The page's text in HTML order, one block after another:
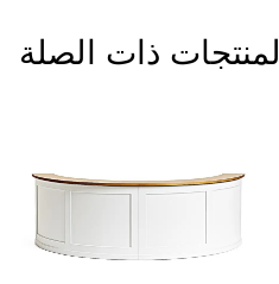
المنتجات ذات الصلة